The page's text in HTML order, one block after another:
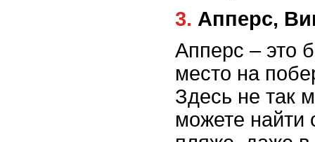
3. Апперс,
Апперс – это
место на
Здесь не так
можете найти